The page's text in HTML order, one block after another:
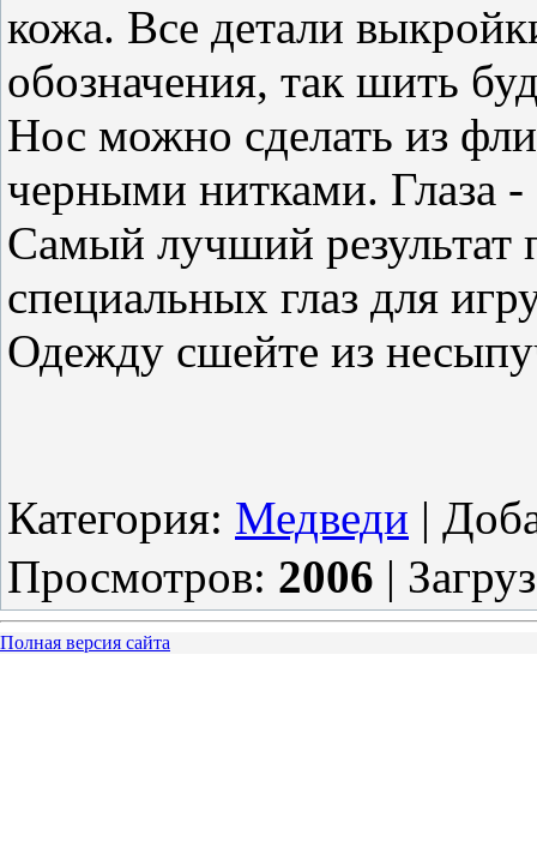
кожа. Все детали
обозначения, так шить
Нос можно сделать из
черными нитками. Глаза
Самый лучший результат
специальных глаз для
Одежду сшейте из
Категория: Медведи |
Просмотров: 2006 |
Полная версия сайта